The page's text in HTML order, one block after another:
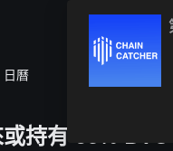
日曆
持有 50% BTC